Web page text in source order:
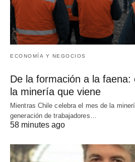
ECONOMÍA Y NEGOCIOS
De la formación a la
la minería que viene
Mientras Chile celebra el mes de la
generación de trabajadores…
58 minutes ago